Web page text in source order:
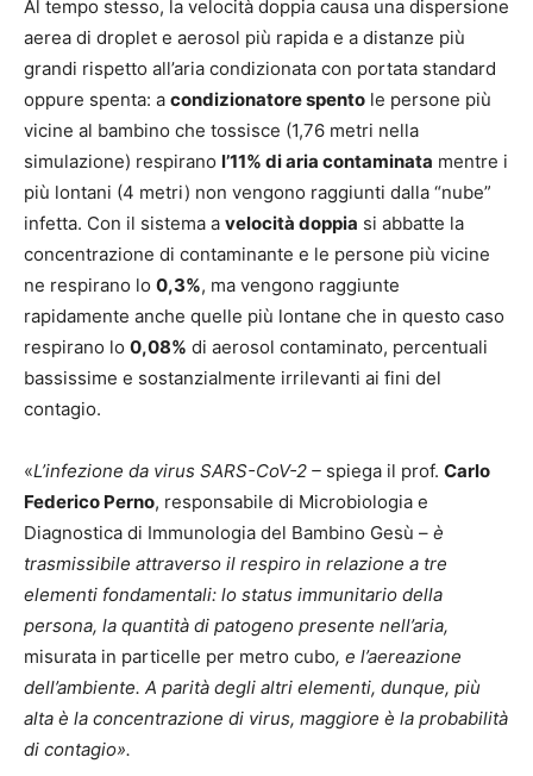
Al tempo stesso, la velocità doppia causa una dispersione
aerea di droplet e aerosol più rapida e a distanze più
grandi rispetto all’aria condizionata con portata standard
oppure spenta: a condizionatore spento le persone più
vicine al bambino che tossisce (1,76 metri nella
simulazione) respirano l’11% di aria contaminata mentre i
più lontani (4 metri) non vengono raggiunti dalla “nube”
infetta. Con il sistema a velocità doppia si abbatte la
concentrazione di contaminante e le persone più vicine
ne respirano lo 0,3%, ma vengono raggiunte
rapidamente anche quelle più lontane che in questo caso
respirano lo 0,08% di aerosol contaminato, percentuali
bassissime e sostanzialmente irrilevanti ai fini del
contagio.
«L’infezione da virus SARS-CoV-2 – spiega il prof. Carlo
Federico Perno, responsabile di Microbiologia e
Diagnostica di Immunologia del Bambino Gesù – è
trasmissibile attraverso il respiro in relazione a tre
elementi fondamentali: lo status immunitario della
persona, la quantità di patogeno presente nell’aria,
misurata in particelle per metro cubo, e l’aereazione
dell’ambiente. A parità degli altri elementi, dunque, più
alta è la concentrazione di virus, maggiore è la probabilità
di contagio».